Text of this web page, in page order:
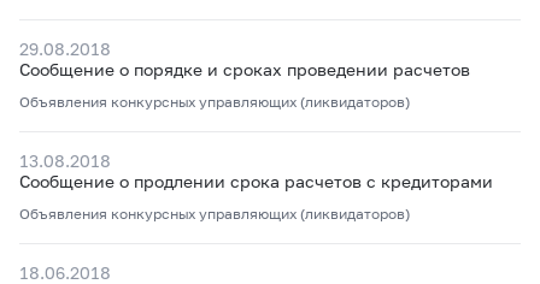
29.08.2018
Сообщение о порядке и сроках проведении расчетов
Объявления конкурсных управляющих (ликвидаторов)
13.08.2018
Сообщение о продлении срока расчетов с кредиторами
Объявления конкурсных управляющих (ликвидаторов)
18.06.2018